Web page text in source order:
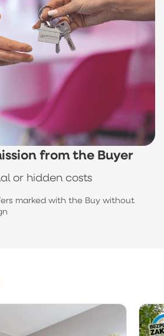
from the Buyer
or hidden costs
marked with the Buy without